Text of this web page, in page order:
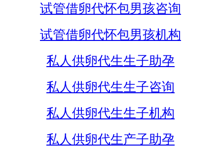
试管借卵代怀包男孩咨询
试管借卵代怀包男孩机构
私人供卵代生生子助孕
私人供卵代生生子咨询
私人供卵代生生子机构
私人供卵代生产子助孕